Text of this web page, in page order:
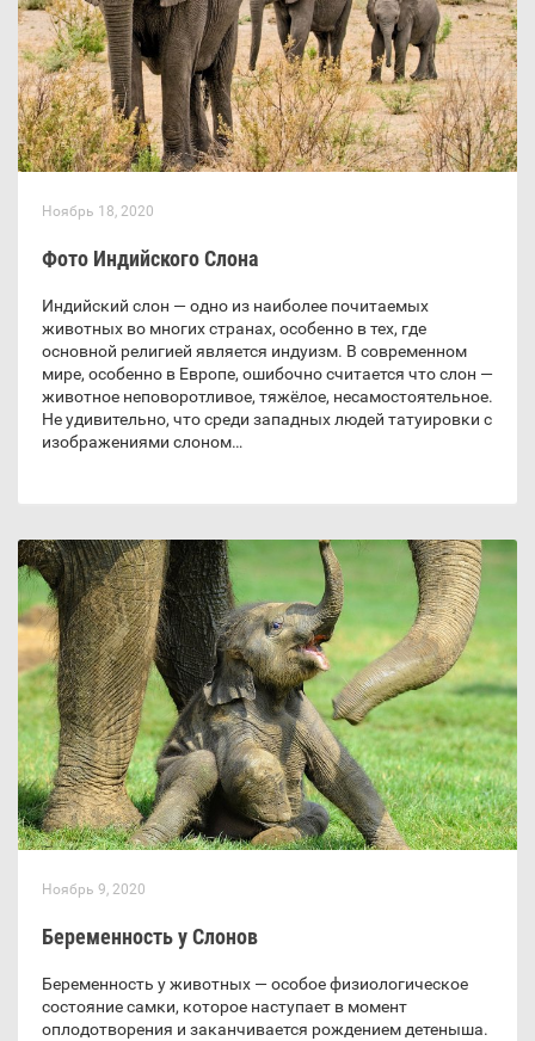
Ноябрь 18, 2020
Фото Индийского Слона
Индийский слон — одно из наиболее почитаемых
животных во многих странах, особенно в тех, где
основной религией является индуизм. В современном
мире, особенно в Европе, ошибочно считается что слон —
животное неповоротливое, тяжёлое, несамостоятельное.
Не удивительно, что среди западных людей татуировки с
изображениями слоном…
Ноябрь 9, 2020
Беременность у Слонов
Беременность у животных — особое физиологическое
состояние самки, которое наступает в момент
оплодотворения и заканчивается рождением детеныша.